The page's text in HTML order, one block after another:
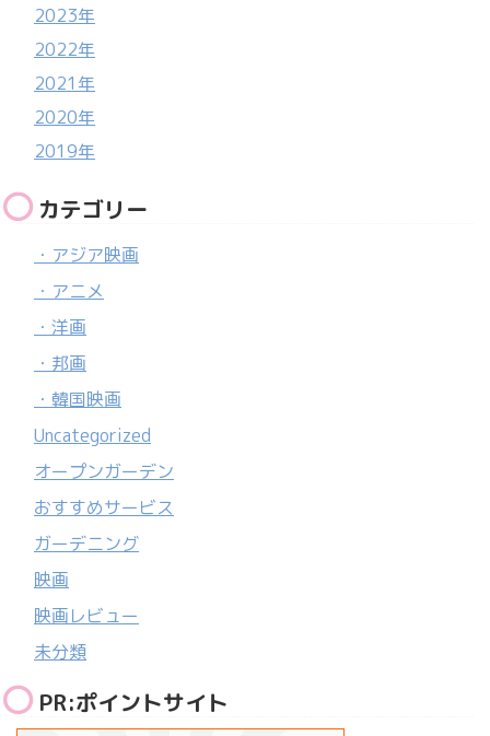
2023年
2022年
2021年
2020年
2019年
カテゴリー
・アジア映画
・アニメ
・洋画
・邦画
・韓国映画
Uncategorized
オープンガーデン
おすすめサービス
ガーデニング
映画
映画レビュー
未分類
PR:ポイントサイト